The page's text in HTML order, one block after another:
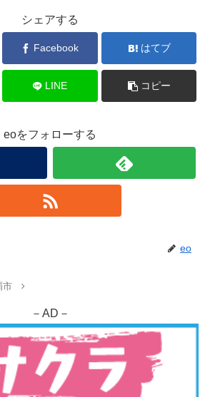
シェアする
Facebook はてブ
LINE コピー
eoをフォローする
eo
市
－AD－